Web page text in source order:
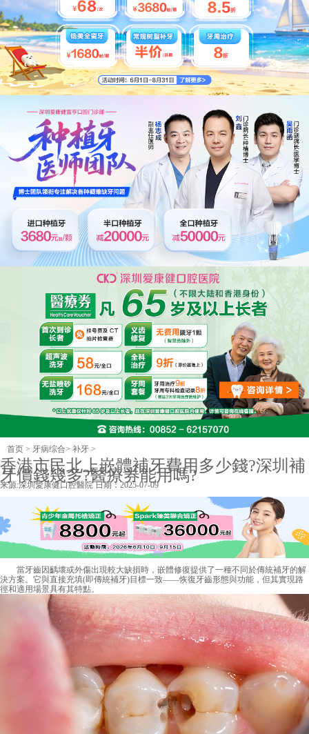
首页 > 牙病综合> 补牙 >
香港市民北上嵌體補牙費用多少錢?深圳補
牙價錢幾多?醫療券能用嗎?
来源:深圳愛康健口腔醫院日期：2025-07-09
當牙齒因齲壞或外傷出現較大缺損時，嵌體修復提供了一種不同於傳統補牙的解
決方案。它與直接充填(即傳統補牙)目標一致——恢復牙齒形態與功能，但其實現路
徑和適用場景具有其特點。